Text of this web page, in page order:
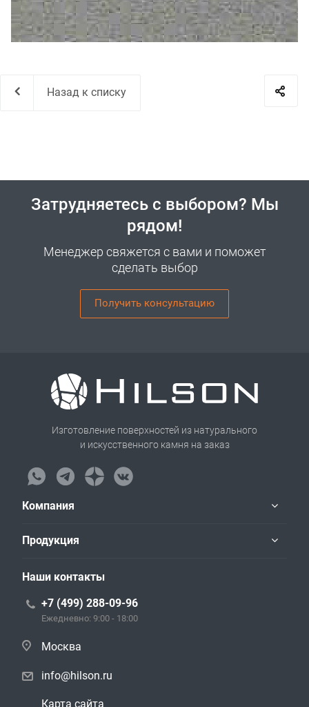
Назад к списку
Затрудняетесь с выбором? Мы
рядом!
Менеджер свяжется с вами и поможет
сделать выбор
Получить консультацию
Изготовление поверхностей из натурального
и искусственного камня на заказ
Компания
Продукция
Наши контакты
+7 (499) 288-09-96
Ежедневно: 9:00 - 18:00
Москва
info@hilson.ru
Карта сайта